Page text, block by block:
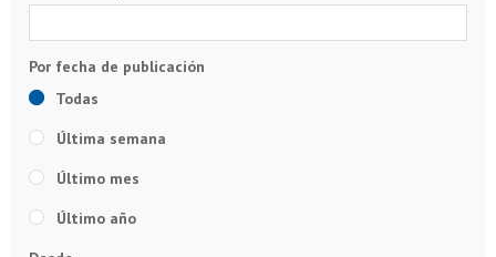
Todas
Última semana
Último mes
Último año